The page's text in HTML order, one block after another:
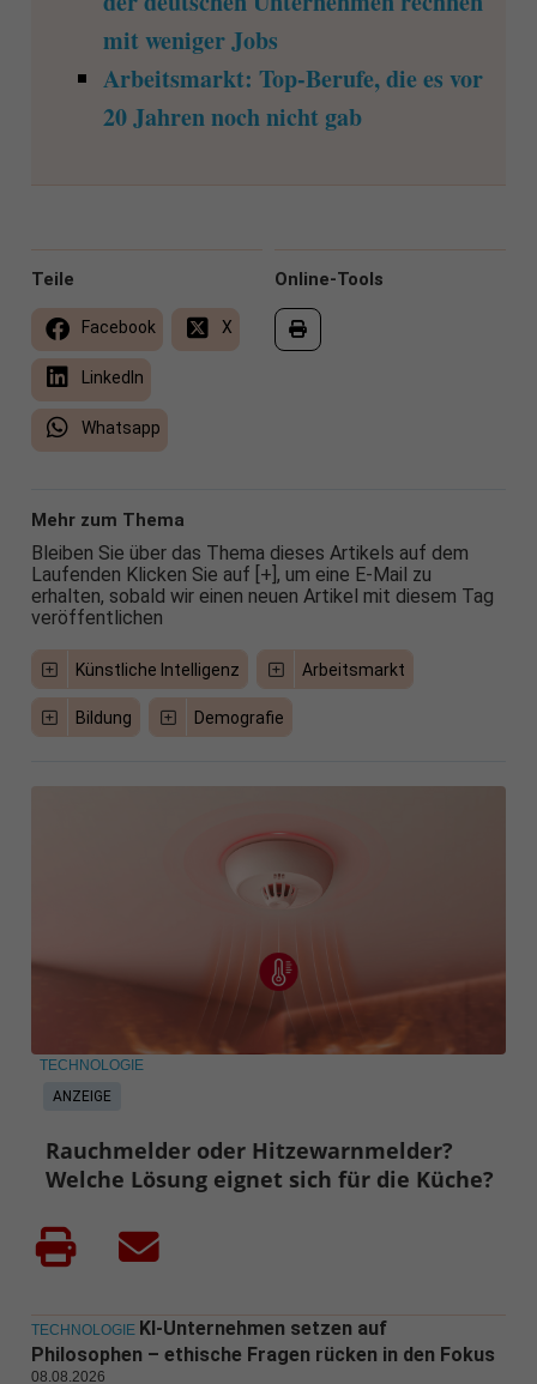
mit weniger Jobs
Arbeitsmarkt: Top-Berufe, die es vor
20 Jahren noch nicht gab
Online-Tools
Teile
Facebook X
LinkedIn
Whatsapp
Mehr zum Thema
Bleiben Sie über das Thema dieses Artikels auf dem
Laufenden Klicken Sie auf [+], um eine E-Mail zu
erhalten, sobald wir einen neuen Artikel mit diesem Tag
veröffentlichen
Künstliche Intelligenz Arbeitsmarkt
Bildung Demografie
ANZEIGE
TECHNOLOGIE
Rauchmelder oder Hitzewarnmelder?
Welche Lösung eignet sich für die Küche?
TECHNOLOGIE KI-Unternehmen setzen auf
Philosophen – ethische Fragen rücken in den Fokus
08.08.2026